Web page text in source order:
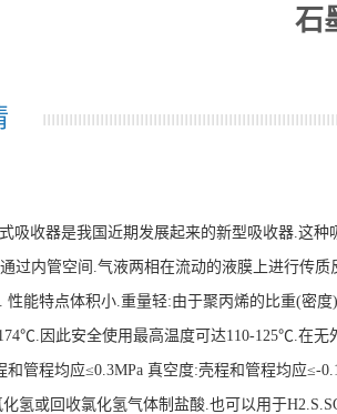
石
吸收器是我国近期发展起来的新型吸收器.这
过内管空间.气液两相在流动的液膜上进行传
性能特点体积小.重量轻:由于聚丙烯的比重(密
因此安全使用最高温度可达110-125℃.在
和管程均应≤0.3MPa 真空度:壳程和管程均应≤-
氢或回收氯化氢气体制盐酸.也可以用于